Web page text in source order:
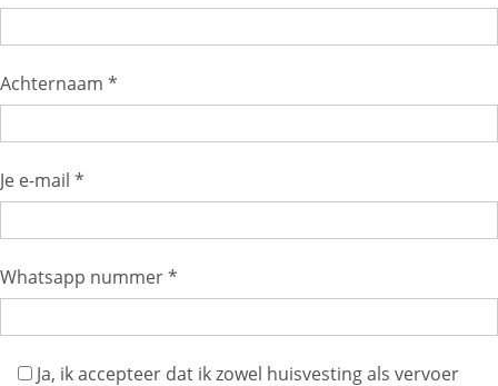
Achternaam *
Je e-mail *
Whatsapp nummer *
Ja, ik accepteer dat ik zowel huisvesting als vervoer